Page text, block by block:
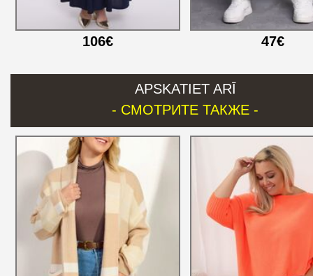
106€ 47€
APSKATIET ARĪ
- СМОТРИТЕ ТАКЖЕ -